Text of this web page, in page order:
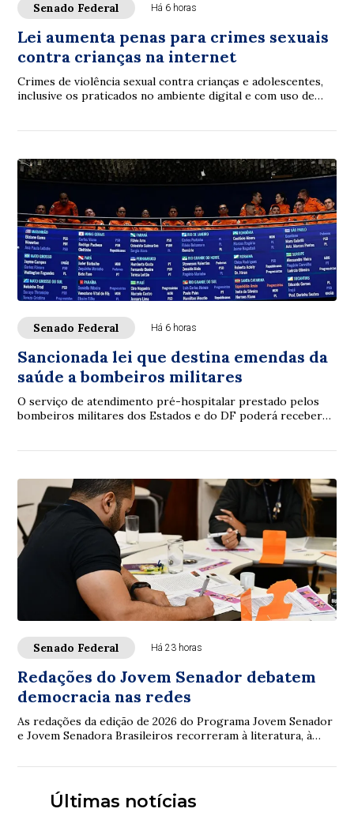
Senado Federal Há 6 horas
Lei aumenta penas para crimes sexuais
contra crianças na internet
Crimes de violência sexual contra crianças e adolescentes,
inclusive os praticados no ambiente digital e com uso de
Senado Federal Há 6 horas
Sancionada lei que destina emendas da
saúde a bombeiros militares
O serviço de atendimento pré-hospitalar prestado pelos
bombeiros militares dos Estados e do DF poderá receber
Senado Federal Há 23 horas
Redações do Jovem Senador debatem
democracia nas redes
As redações da edição de 2026 do Programa Jovem Senador
e Jovem Senadora Brasileiros recorreram à literatura, à
Últimas notícias